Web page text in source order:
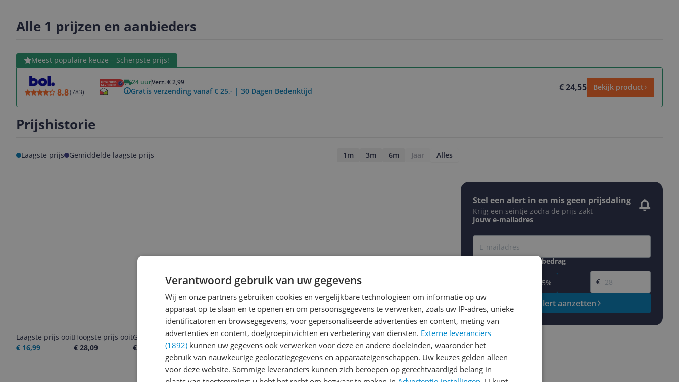
Alle 1 prijzen en aanbieders
Meest populaire keuze – Scherpste prijs!
8.8(783)
24 uurVerz. € 2,99
Gratis verzending vanaf € 25,- | 30 Dagen Bedenktijd € 24,55 Bekijk product
Bekijk product
Prijshistorie
Laagste prijs Gemiddelde laagste prijs 1m 3m 6m Jaar Alles
Laagste prijs ooit
€ 16,99
Hoogste prijs ooit
€ 28,09
Goedkoopste nu
€ 24,55
Laatste prijsupdate
06-08-2026
Stel een alert in en mis geen prijsdaling
Krijg een seintje zodra de prijs zakt
Jouw e-mailadres
Gewenste daling of bedrag
-15%
Gewenste prijs
€
Prijsalert aanzetten
Verantwoord gebruik van uw gegevens
Wij en onze partners gebruiken cookies en vergelijkbare technologieën om informatie op uw
apparaat op te slaan en te openen en om persoonsgegevens te verwerken, zoals uw IP-adres, unieke
identificatoren en browsegegevens, voor gepersonaliseerde advertenties en content, meting van
advertenties en content, doelgroepinzichten en verbetering van diensten. Externe leveranciers
(1892) kunnen uw gegevens ook verwerken voor deze en andere doeleinden, waaronder het
gebruik van nauwkeurige geolocatiegegevens en apparaateigenschappen. Uw keuzes gelden alleen
voor deze website. Sommige leveranciers kunnen zich beroepen op gerechtvaardigd belang in